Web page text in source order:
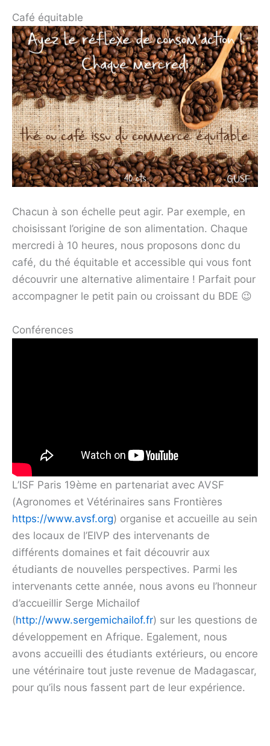
Café équitable
Chacun à son échelle peut agir. Par exemple, en
choisissant l’origine de son alimentation. Chaque
mercredi à 10 heures, nous proposons donc du
café, du thé équitable et accessible qui vous font
découvrir une alternative alimentaire ! Parfait pour
accompagner le petit pain ou croissant du BDE 😉
Conférences
L’ISF Paris 19ème en partenariat avec AVSF
(Agronomes et Vétérinaires sans Frontières
https://www.avsf.org) organise et accueille au sein
des locaux de l’EIVP des intervenants de
différents domaines et fait découvrir aux
étudiants de nouvelles perspectives. Parmi les
intervenants cette année, nous avons eu l’honneur
d’accueillir Serge Michailof
(http://www.sergemichailof.fr) sur les questions de
développement en Afrique. Egalement, nous
avons accueilli des étudiants extérieurs, ou encore
une vétérinaire tout juste revenue de Madagascar,
pour qu’ils nous fassent part de leur expérience.